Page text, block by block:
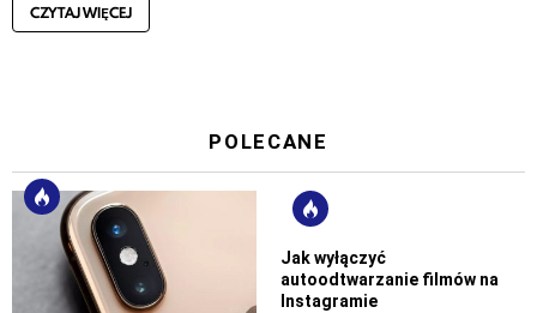
CZYTAJ WIĘCEJ
POLECANE
Jak wyłączyć
autoodtwarzanie filmów na
Instagramie